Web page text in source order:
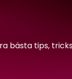
bästa tips,